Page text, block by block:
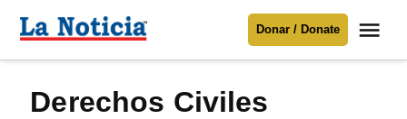
Para mantenerte informado necesitamos
contenido
Noticia
Donar / Donate
Derechos Civiles